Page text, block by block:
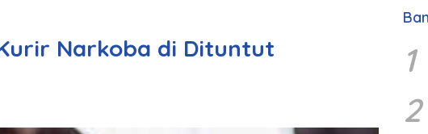
Narkoba di Dituntut
1
2